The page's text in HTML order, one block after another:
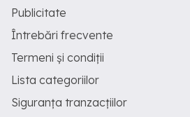
Publicitate
Întrebări frecvente
Termeni și condiții
Lista categoriilor
Siguranța tranzacțiilor